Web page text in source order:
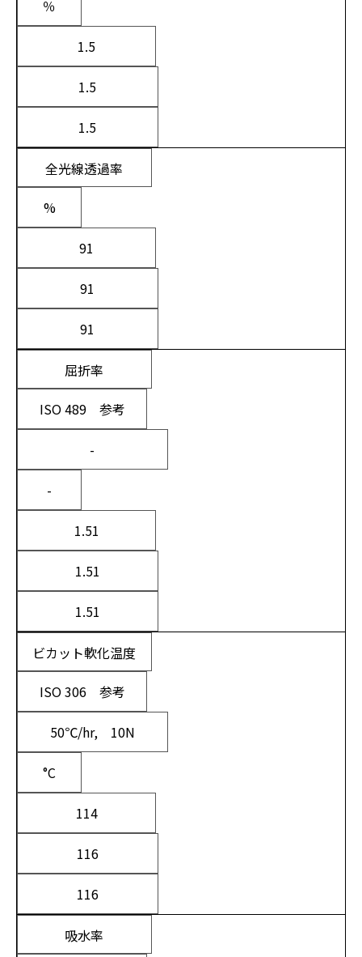
％
1.5
1.5
1.5
全光線透過率
%
91
91
91
屈折率
ISO 489 参考
-
-
1.51
1.51
1.51
ビカット軟化温度
ISO 306 参考
50℃/hr, 10N
°C
114
116
116
吸水率